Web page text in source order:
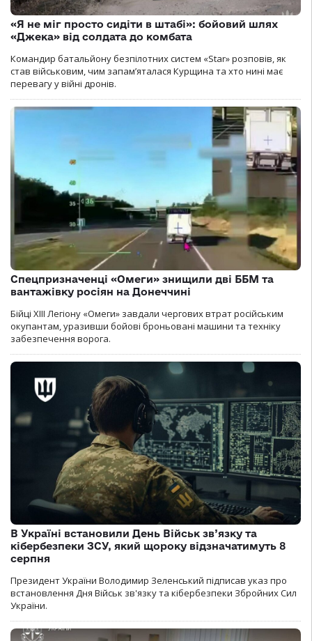
«Я не міг просто сидіти в штабі»: бойовий шлях
«Джека» від солдата до комбата
Командир батальйону безпілотних систем «Star» розповів, як
став військовим, чим запам’яталася Курщина та хто нині має
перевагу у війні дронів.
Спецпризначенці «Омеги» знищили дві ББМ та
вантажівку росіян на Донеччині
Бійці ХІІІ Легіону «Омеги» завдали чергових втрат російським
окупантам, уразивши бойові броньовані машини та техніку
забезпечення ворога.
В Україні встановили День Військ зв’язку та
кібербезпеки ЗСУ, який щороку відзначатимуть 8
серпня
Президент України Володимир Зеленський підписав указ про
встановлення Дня Військ зв'язку та кібербезпеки Збройних Сил
України.